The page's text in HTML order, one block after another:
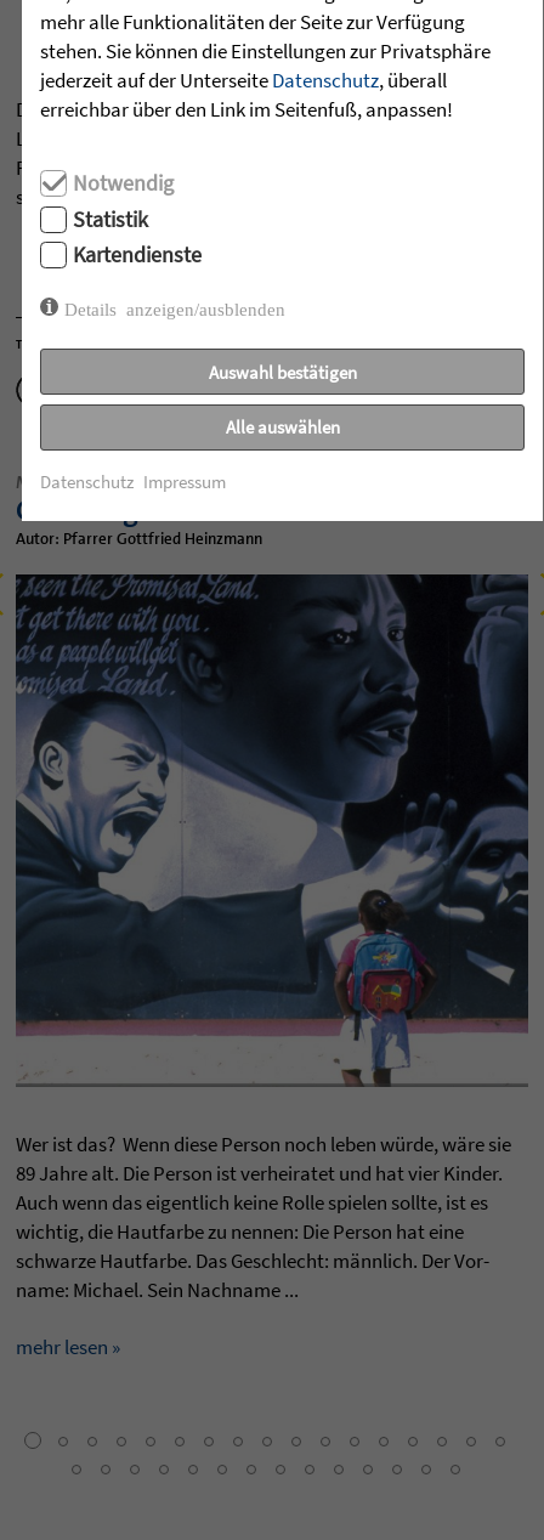
Möge das Leid und die Zerrissenheit
der Menschen ein gutes Ende finden.
Das drei­spra­chige Straßenschild der Via Dolo­rosa, der
Lei­dens­weg Jesu, steht sinn­bild­lich für die gesamte
Region. Möge das Leid und die Zer­ris­sen­heit der Men­
schen ein gutes Ende fin­den.
TEILEN
MAI 2018
Gerechtigkeit
Autor: Pfarrer Gottfried Heinzmann
Wer ist das? Wenn diese Per­son noch leben würde, wäre sie
89 Jahre alt. Die Per­son ist ver­hei­ra­tet und hat vier Kin­der.
Auch wenn das eigent­lich keine Rolle spie­len sollte, ist es
wich­tig, die Haut­farbe zu nen­nen: Die Per­son hat eine
schwarze Haut­farbe. Das Geschlecht: männlich. Der Vor­
name: Michael. Sein Nach­name ...
mehr lesen »
mehr alle Funktionalitäten der Seite zur Verfügung
stehen. Sie können die Einstellungen zur Privatsphäre
jederzeit auf der UnterseiteDatenschutz, überall
erreichbar über den Link im Seitenfuß, anpassen!
Notwendig
Statistik
Kartendienste
Details anzeigen/ausblenden
Auswahl bestätigen
Alle auswählen
Datenschutz Impressum